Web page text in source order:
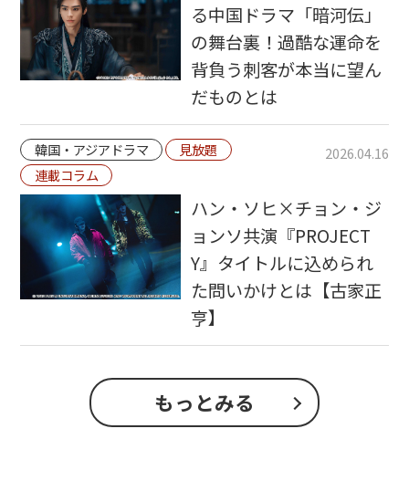
る中国ドラマ「暗河伝」
の舞台裏！過酷な運命を
背負う刺客が本当に望ん
だものとは
韓国・アジアドラマ
見放題
連載コラム
2026.04.16
ハン・ソヒ×チョン・ジ
ョンソ共演『PROJECT
Y』タイトルに込められ
た問いかけとは【古家正
亨】
もっとみる